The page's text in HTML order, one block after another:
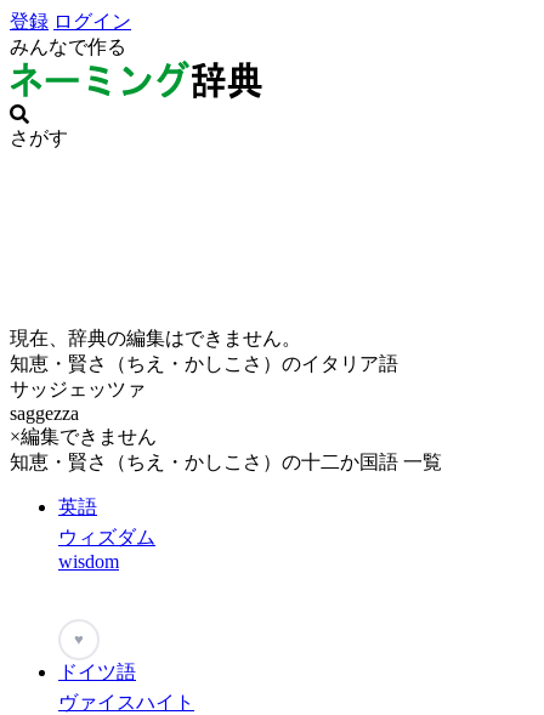
登録 ログイン
みんなで作る
さがす
現在、辞典の編集はできません。
知恵・賢さ（ちえ・かしこさ）のイタリア語
サッジェッツァ
saggezza
×編集できません
知恵・賢さ（ちえ・かしこさ）の十二か国語 一覧
英語
ウィズダム
wisdom
♥
ドイツ語
ヴァイスハイト